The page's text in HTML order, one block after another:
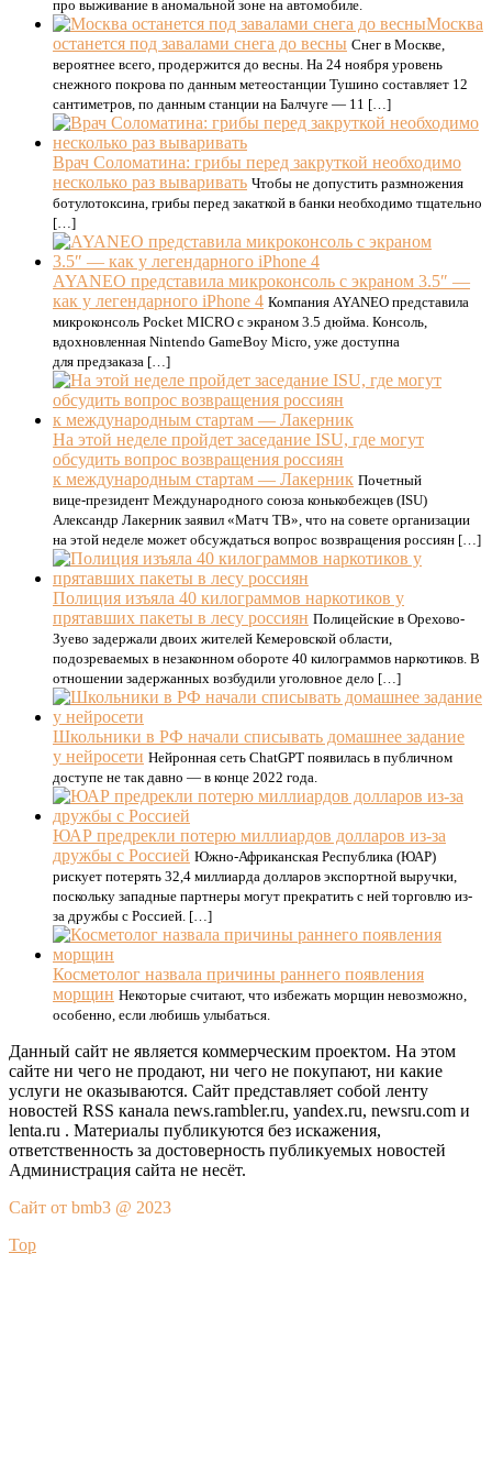
про выживание в аномальной зоне на автомобиле.
Москва
останется под завалами снега до весны Снег в Москве,
вероятнее всего, продержится до весны. На 24 ноября уровень
снежного покрова по данным метеостанции Тушино составляет 12
сантиметров, по данным станции на Балчуге — 11 […]
Врач Соломатина: грибы перед закруткой необходимо
несколько раз вываривать Чтобы не допустить размножения
ботулотоксина, грибы перед закаткой в банки необходимо тщательно
[…]
AYANEO представила микроконсоль с экраном 3.5″ —
как у легендарного iPhone 4 Компания AYANEO представила
микроконсоль Pocket MICRO с экраном 3.5 дюйма. Консоль,
вдохновленная Nintendo GameBoy Micro, уже доступна
для предзаказа […]
На этой неделе пройдет заседание ISU, где могут
обсудить вопрос возвращения россиян
к международным стартам — Лакерник Почетный
вице‑президент Международного союза конькобежцев (ISU)
Александр Лакерник заявил «Матч ТВ», что на совете организации
на этой неделе может обсуждаться вопрос возвращения россиян […]
Полиция изъяла 40 килограммов наркотиков у
прятавших пакеты в лесу россиян Полицейские в Орехово-
Зуево задержали двоих жителей Кемеровской области,
подозреваемых в незаконном обороте 40 килограммов наркотиков. В
отношении задержанных возбудили уголовное дело […]
Школьники в РФ начали списывать домашнее задание
у нейросети Нейронная сеть ChatGPT появилась в публичном
доступе не так давно — в конце 2022 года.
ЮАР предрекли потерю миллиардов долларов из-за
дружбы с Россией Южно-Африканская Республика (ЮАР)
рискует потерять 32,4 миллиарда долларов экспортной выручки,
поскольку западные партнеры могут прекратить с ней торговлю из-
за дружбы с Россией. […]
Косметолог назвала причины раннего появления
морщин Некоторые считают, что избежать морщин невозможно,
особенно, если любишь улыбаться.
Данный сайт не является коммерческим проектом. На этом
сайте ни чего не продают, ни чего не покупают, ни какие
услуги не оказываются. Сайт представляет собой ленту
новостей RSS канала news.rambler.ru, yandex.ru, newsru.com и
lenta.ru . Материалы публикуются без искажения,
ответственность за достоверность публикуемых новостей
Администрация сайта не несёт.
Сайт от bmb3 @ 2023
Top